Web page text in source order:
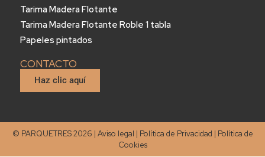
Tarima Madera Flotante
Tarima Madera Flotante Roble 1 tabla
Papeles pintados
CONTACTO
Haz clic aquí
© PARQUETRES 2026 | Aviso legal | Política de Privacidad | Política de
Cookies